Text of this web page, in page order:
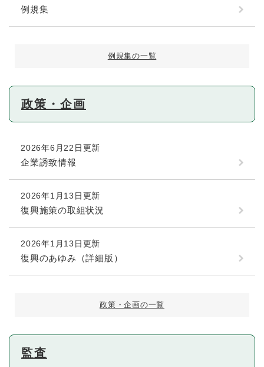
例規集
例規集の一覧
政策・企画
2026年6月22日更新
企業誘致情報
2026年1月13日更新
復興施策の取組状況
2026年1月13日更新
復興のあゆみ（詳細版）
政策・企画の一覧
監査